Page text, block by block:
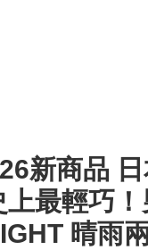
新商品
最輕巧！
晴雨